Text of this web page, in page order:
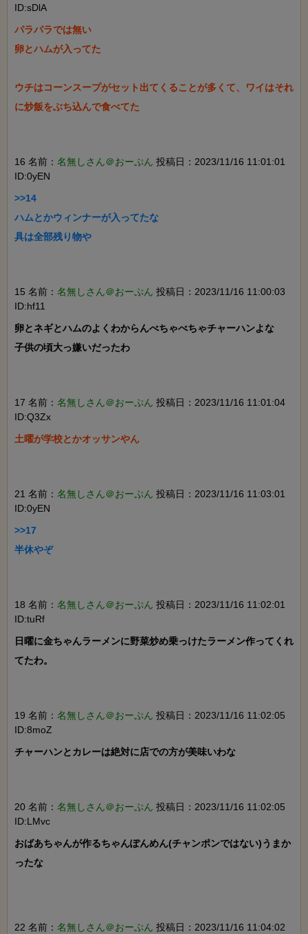
ID:sDlA
パラパラでは無い
卵とハムが入ってた
ウチはコーンスープがセット出てくることが多くて、ワイはそれ
に炒飯をぶち込んで食べてた
16 名前： 名無しさん＠おーぷん 投稿日：2023/11/16 11:01:01
ID:0yEN
>>14
ハムとかウィンナーが入ってたな
具は全部残り物や
15 名前： 名無しさん＠おーぷん 投稿日：2023/11/16 11:00:03
ID:hf11
卵とネギとハムのよくわからんべちゃべちゃチャーハンよな
子供の頃大っ嫌いだったわ
17 名前： 名無しさん＠おーぷん 投稿日：2023/11/16 11:01:04
ID:Q3Zx
土曜が学校とかオッサンやん
21 名前： 名無しさん＠おーぷん 投稿日：2023/11/16 11:03:01
ID:0yEN
>>17
半休やぞ
18 名前： 名無しさん＠おーぷん 投稿日：2023/11/16 11:02:01
ID:tuRf
日曜に金ちゃんラーメンに野菜炒め乗っけたラーメン作ってくれ
てたわ。
19 名前： 名無しさん＠おーぷん 投稿日：2023/11/16 11:02:05
ID:8moZ
チャーハンとカレーは絶対に店での方が美味いわな
20 名前： 名無しさん＠おーぷん 投稿日：2023/11/16 11:02:05
ID:LMvc
おばあちゃんが作るちゃんぽんめん(チャンポンではない)うまか
ったな
22 名前： 名無しさん＠おーぷん 投稿日：2023/11/16 11:04:02